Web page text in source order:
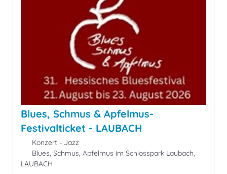
Blues, Schmus & Apfelmus-
Festivalticket - LAUBACH
Konzert - Jazz
Blues, Schmus, Apfelmus im Schlosspark Laubach,
LAUBACH